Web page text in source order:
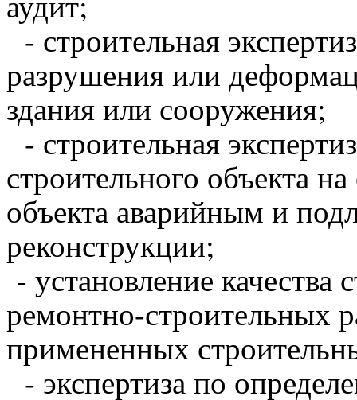
- строительная
разрушения или
здания или сооружения;
- строительная
строительного объекта
объекта аварийным и
реконструкции;
- установление
ремонтно-строительных
примененных
- экспертиза по